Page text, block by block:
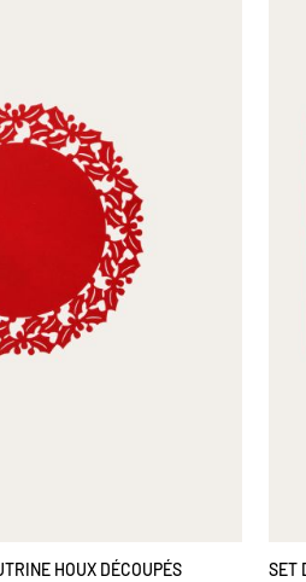
HOUX DÉCOUPÉS SET